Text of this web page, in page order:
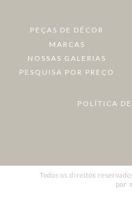
PEÇAS DE DÉCOR
MARCAS
NOSSAS GALERIAS
PESQUISA POR PREÇO
POLÍTICA
Todos os direitos
por